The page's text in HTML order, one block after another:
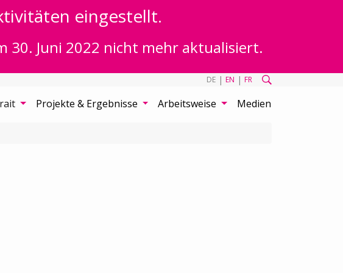
eingestellt.
30. Juni 2022 nicht mehr aktualisiert.
DE | EN | FR
Projekte & Ergebnisse Arbeitsweise Medien